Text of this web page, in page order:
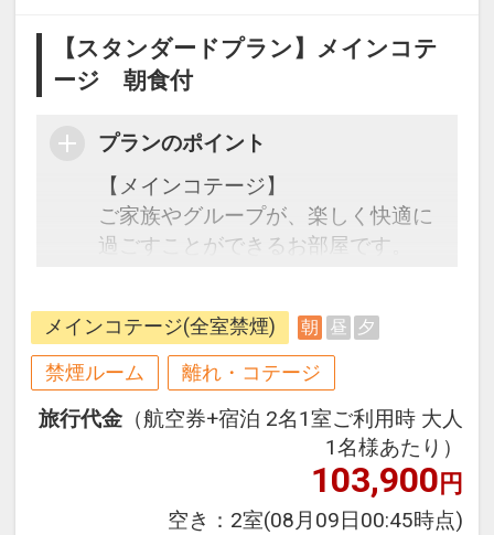
【スタンダードプラン】メインコテ
ージ 朝食付
プランのポイント
【メインコテージ】
ご家族やグループが、楽しく快適に
過ごすことができるお部屋です。
いますが、コテージ周辺にはハンモ
ックやブランコなどをご用意。広大
な敷地と沖縄リゾートを肌で感じて
いただくことができるオクマのスタ
ンダードタイプのお部屋です。
バイキングの朝食
メインコテージ(全室禁煙) 朝 昼 夕
禁煙ルーム 離れ・コテージ
旅行代金 （航空券+宿泊 2名1室ご利用時 大人
1名様あたり）
103,900円
空き： 2室(08月09日00:45時点)